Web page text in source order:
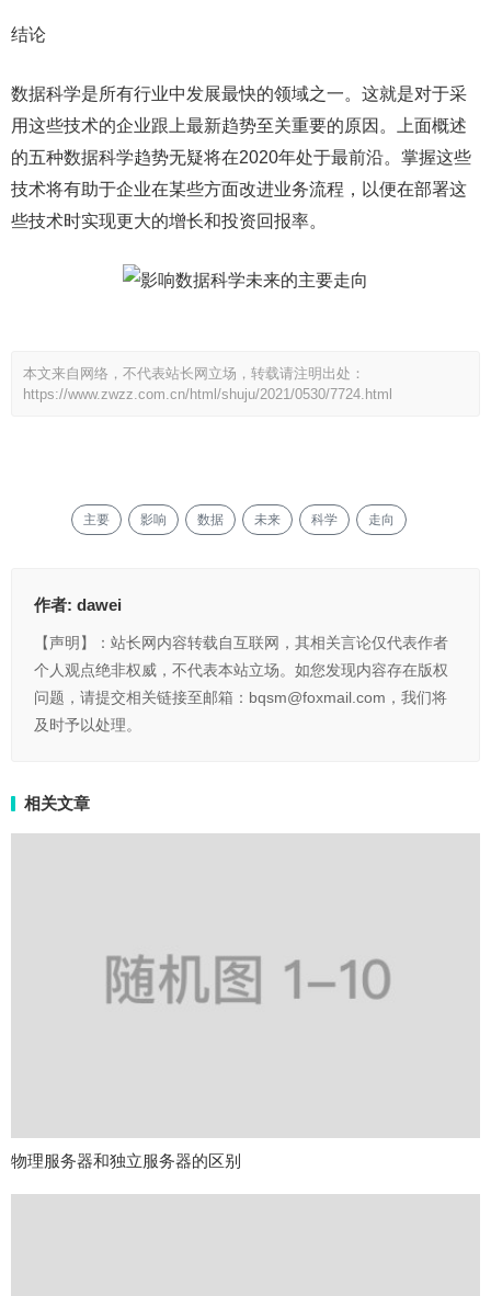
结论
数据科学是所有行业中发展最快的领域之一。这就是对于采
用这些技术的企业跟上最新趋势至关重要的原因。上面概述
的五种数据科学趋势无疑将在2020年处于最前沿。掌握这些
技术将有助于企业在某些方面改进业务流程，以便在部署这
些技术时实现更大的增长和投资回报率。
本文来自网络，不代表站长网立场，转载请注明出处：
https://www.zwzz.com.cn/html/shuju/2021/0530/7724.html
主要 影响 数据 未来 科学 走向
作者: dawei
【声明】：站长网内容转载自互联网，其相关言论仅代表作者
个人观点绝非权威，不代表本站立场。如您发现内容存在版权
问题，请提交相关链接至邮箱：bqsm@foxmail.com，我们将
及时予以处理。
相关文章
物理服务器和独立服务器的区别